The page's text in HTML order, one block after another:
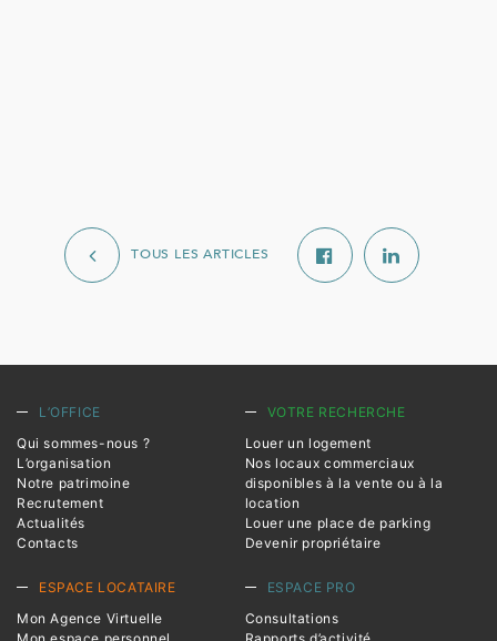
TOUS LES ARTICLES
L’OFFICE
Qui sommes-nous ?
L’organisation
Notre patrimoine
Recrutement
Actualités
Contacts
VOTRE RECHERCHE
Louer un logement
Nos locaux commerciaux
disponibles à la vente ou à la
location
Louer une place de parking
Devenir propriétaire
ESPACE LOCATAIRE
Mon Agence Virtuelle
ESPACE PRO
Consultations